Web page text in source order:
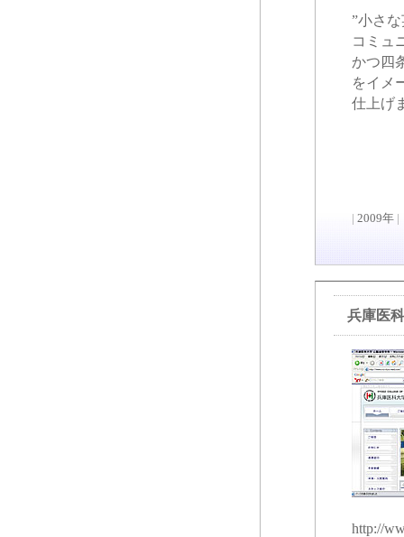
”小さ
コミュ
かつ四
をイメ
仕上げ
| 2009年 |
兵庫医
http://